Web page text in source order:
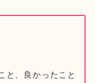
と、良かったこと